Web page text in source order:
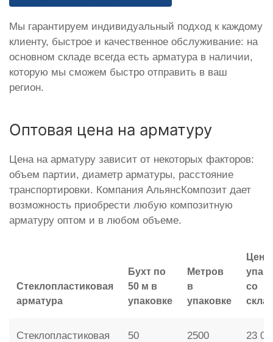
Мы гарантируем индивидуальный подход к каждому
клиенту, быстрое и качественное обслуживание: на
основном складе всегда есть арматура в наличии,
которую мы сможем быстро отправить в ваш
регион.
Оптовая цена на арматуру
Цена на арматуру зависит от некоторых факторов:
объем партии, диаметр арматуры, расстояние
транспортировки. Компания АльянсКомпозит дает
возможность приобрести любую композитную
арматуру оптом и в любом объеме.
Стеклопластиковая
арматура
Бухт по
50 м в
упаковке
Метров
в
упаковке
Цена
со
Стеклопластиковая
50 2500
23